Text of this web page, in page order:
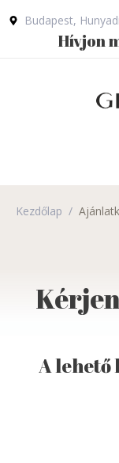
Budapest,
Hívjon
Kezdőlap /
A lehető